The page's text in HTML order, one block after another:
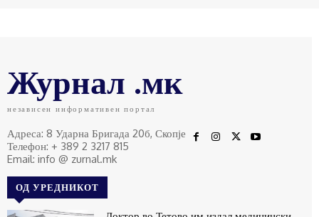
Журнал .мк
независен информативен портал
Адреса: 8 Ударна Бригада 20б, Скопје
Телефон: + 389 2 3217 815
Email: info @ zurnal.mk
ОД УРЕДНИКОТ